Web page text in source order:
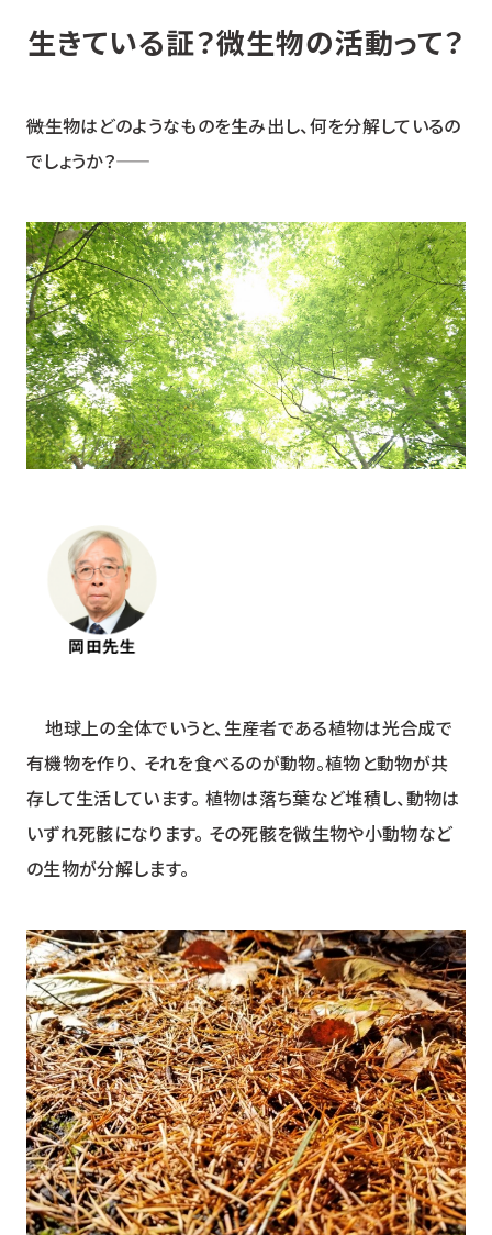
生きている証？微生物の活動って？
――微生物はどのようなものを生み出し、何を分解しているの
でしょうか？――
地球上の全体でいうと、生産者である植物は光合成で
有機物を作り、 それを食べるのが動物。植物と動物が共
存して生活しています。 植物は落ち葉など堆積し、動物は
いずれ死骸になります。 その死骸を微生物や小動物など
の生物が分解します。